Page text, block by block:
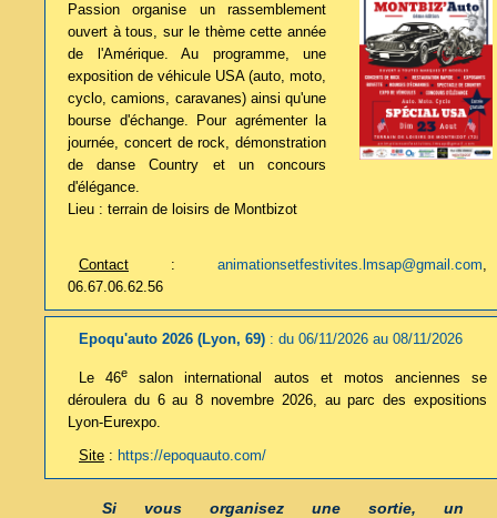
Passion organise un rassemblement
ouvert à tous, sur le thème cette année
de l'Amérique. Au programme, une
exposition de véhicule USA (auto, moto,
cyclo, camions, caravanes) ainsi qu'une
bourse d'échange. Pour agrémenter la
journée, concert de rock, démonstration
de danse Country et un concours
d'élégance.
Lieu : terrain de loisirs de Montbizot
Contact : animationsetfestivites.lmsap@gmail.com,
06.67.06.62.56
Epoqu'auto 2026 (Lyon, 69) : du 06/11/2026 au 08/11/2026
Le 46e
salon international autos et motos anciennes se
déroulera du 6 au 8 novembre 2026, au parc des expositions
Lyon-Eurexpo.
Site : https://epoquauto.com/
Si vous organisez une sortie, un